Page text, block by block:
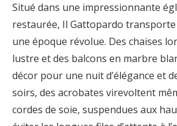
Situé dans une impressionnante
restaurée, Il Gattopardo transporte
une époque révolue. Des chaises
lustre et des balcons en marbre
décor pour une nuit d’élégance et
soirs, des acrobates virevoltent
cordes de soie, suspendues aux